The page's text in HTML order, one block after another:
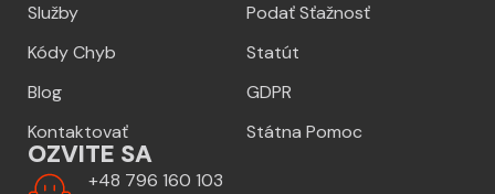
Služby
Kódy Chyb
Blog
Kontaktovať
Podať Sťažnosť
Statút
GDPR
Státna Pomoc
OZVITE SA
+48 796 160 103